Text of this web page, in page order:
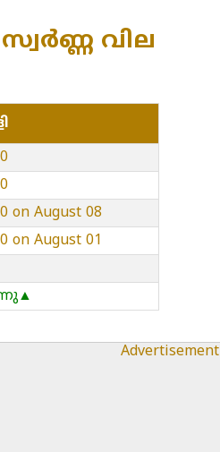
വില
on August 08
on August 01
Advertisement